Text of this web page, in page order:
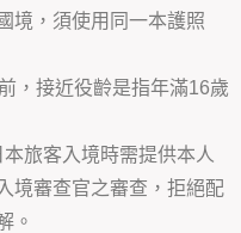
境，須使用同一本護照
，接近役齡是指年滿16歲
旅客入境時需提供本人
境審查官之審查，拒絕配
。